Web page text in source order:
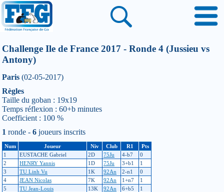
Challenge Ile de France 2017 - Ronde 4 (Jussieu vs
Antony)
Paris (02-05-2017)
Règles
Taille du goban : 19x19
Temps réflexion : 60+b minutes
Coefficient : 100 %
1 ronde - 6 joueurs inscrits
Num Joueur Niv Club R1
Pts
1
EUSTACHE Gabriel 2D 75Ju 4-b7
0
2
HENRY Yannis 1D 75Ju 3+b1
1
3
TU Linh Vu 1K 92An 2-n1
0
4
JEAN Nicolas 7K 92An 1+n7
1
5
TU Jean-Louis 13K 92An 6+b5
1